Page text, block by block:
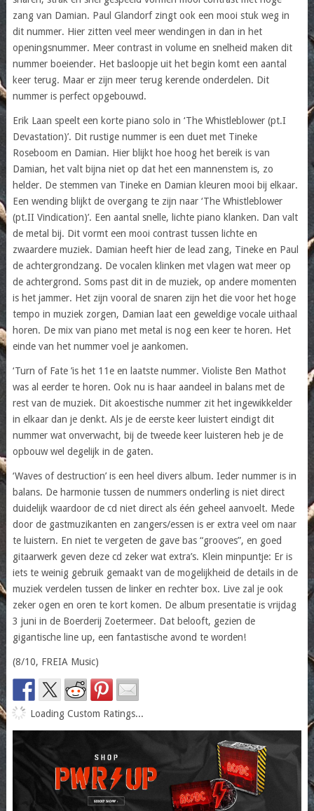
zang van Damian. Paul Glandorf zingt ook een mooi stuk weg in
dit nummer. Hier zitten veel meer wendingen in dan in het
openingsnummer. Meer contrast in volume en snelheid maken dit
nummer boeiender. Het basloopje uit het begin komt een aantal
keer terug. Maar er zijn meer terug kerende onderdelen. Dit
nummer is perfect opgebouwd.
Erik Laan speelt een korte piano solo in ‘The Whistleblower (pt.I
Devastation)’. Dit rustige nummer is een duet met Tineke
Roseboom en Damian. Hier blijkt hoe hoog het bereik is van
Damian, het valt bijna niet op dat het een mannenstem is, zo
helder. De stemmen van Tineke en Damian kleuren mooi bij elkaar.
Een wending blijkt de overgang te zijn naar ‘The Whistleblower
(pt.II Vindication)’. Een aantal snelle, lichte piano klanken. Dan valt
de metal bij. Dit vormt een mooi contrast tussen lichte en
zwaardere muziek. Damian heeft hier de lead zang, Tineke en Paul
de achtergrondzang. De vocalen klinken met vlagen wat meer op
de achtergrond. Soms past dit in de muziek, op andere momenten
is het jammer. Het zijn vooral de snaren zijn het die voor het hoge
tempo in muziek zorgen, Damian laat een geweldige vocale uithaal
horen. De mix van piano met metal is nog een keer te horen. Het
einde van het nummer voel je aankomen.
‘Turn of Fate ’is het 11e en laatste nummer. Violiste Ben Mathot
was al eerder te horen. Ook nu is haar aandeel in balans met de
rest van de muziek. Dit akoestische nummer zit het ingewikkelder
in elkaar dan je denkt. Als je de eerste keer luistert eindigt dit
nummer wat onverwacht, bij de tweede keer luisteren heb je de
opbouw wel degelijk in de gaten.
‘Waves of destruction’ is een heel divers album. Ieder nummer is in
balans. De harmonie tussen de nummers onderling is niet direct
duidelijk waardoor de cd niet direct als één geheel aanvoelt. Mede
door de gastmuzikanten en zangers/essen is er extra veel om naar
te luistern. En niet te vergeten de gave bas “grooves”, en goed
gitaarwerk geven deze cd zeker wat extra’s. Klein minpuntje: Er is
iets te weinig gebruik gemaakt van de mogelijkheid de details in de
muziek verdelen tussen de linker en rechter box. Live zal je ook
zeker ogen en oren te kort komen. De album presentatie is vrijdag
3 juni in de Boerderij Zoetermeer. Dat belooft, gezien de
gigantische line up, een fantastische avond te worden!
(8/10, FREIA Music)
Loading Custom Ratings...